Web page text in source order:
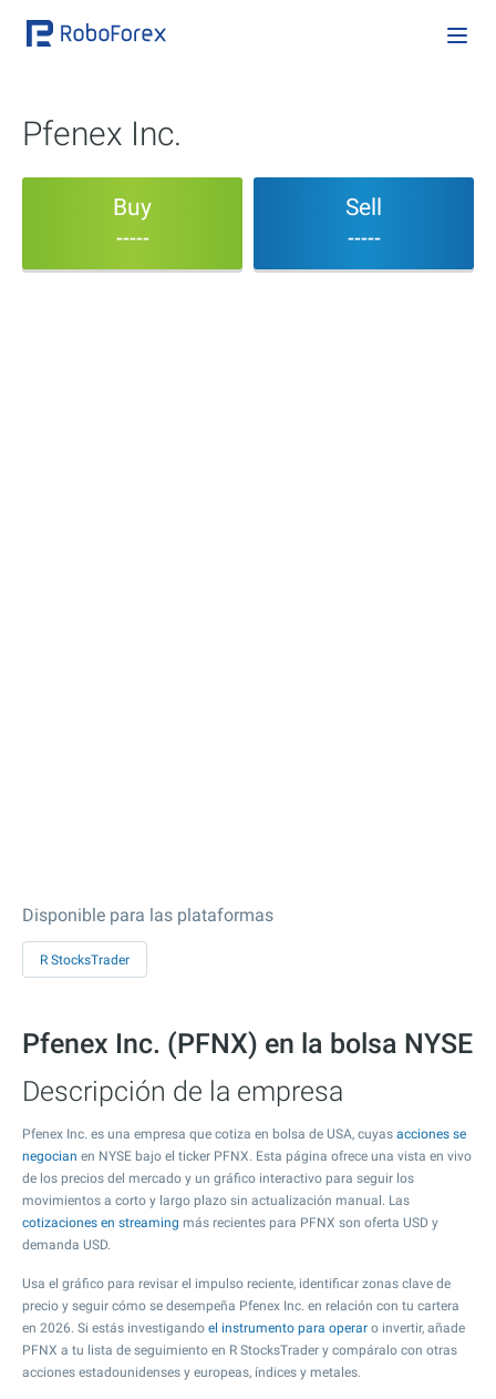
Pfenex Inc.
Buy
-----
Sell
-----
Disponible para las plataformas
R StocksTrader
Pfenex Inc. (PFNX) en la bolsa NYSE
Descripción de la empresa
Pfenex Inc. es una empresa que cotiza en bolsa de USA, cuyas acciones se
negocian en NYSE bajo el ticker PFNX. Esta página ofrece una vista en vivo
de los precios del mercado y un gráfico interactivo para seguir los
movimientos a corto y largo plazo sin actualización manual. Las
cotizaciones en streaming más recientes para PFNX son oferta USD y
demanda USD.
Usa el gráfico para revisar el impulso reciente, identificar zonas clave de
precio y seguir cómo se desempeña Pfenex Inc. en relación con tu cartera
en 2026. Si estás investigando el instrumento para operar o invertir, añade
PFNX a tu lista de seguimiento en R StocksTrader y compáralo con otras
acciones estadounidenses y europeas, índices y metales.